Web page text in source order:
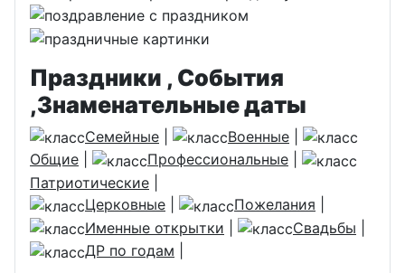
Праздники , События
,Знаменательные даты
Семейные Военные
Общие
Профессиональные
Патриотические
Церковные
Пожелания
Именные открытки
Свадьбы
ДР по годам